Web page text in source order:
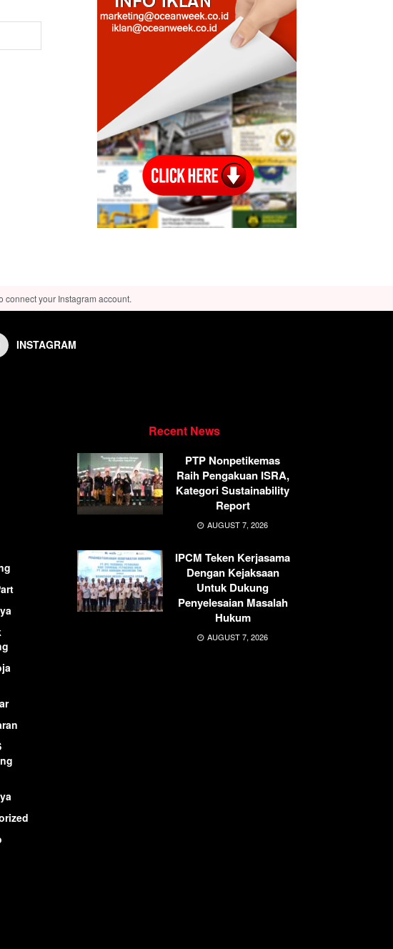
connect your Instagram account.
INSTAGRAM
Recent News
PTP Nonpetikemas
Raih Pengakuan ISRA,
Kategori Sustainability
Report
AUGUST 7, 2026
IPCM Teken Kerjasama
Dengan Kejaksaan
Untuk Dukung
Penyelesaian Masalah
Hukum
AUGUST 7, 2026